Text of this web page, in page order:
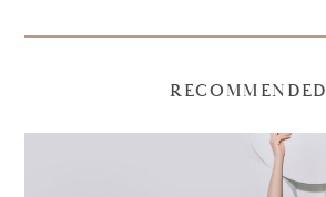
RECOMMENDED